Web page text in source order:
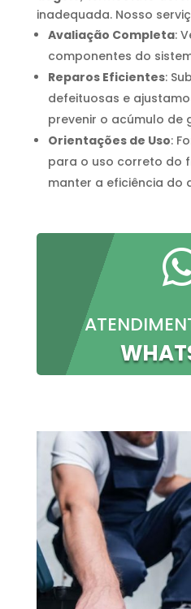
inadequada. Nosso
Avaliação Completa:
componentes do
Reparos Eficientes:
defeituosas e
prevenir o acúmulo de
Orientações de Uso:
para o uso correto do
manter a eficiência do